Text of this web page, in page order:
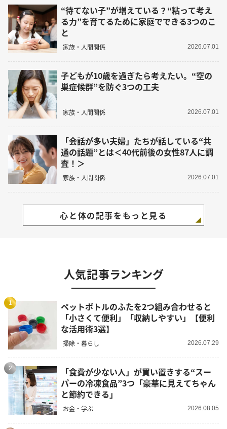
“待てない子”が増えている？“粘って考え
る力”を育てるために家庭でできる3つのこ
と
家族・人間関係 2026.07.01
子どもが10歳を過ぎたら考えたい。“空の
巣症候群”を防ぐ3つの工夫
家族・人間関係 2026.07.01
「会話が多い夫婦」たちが話している“共
通の話題”とは＜40代前後の女性87人に調
査！＞
家族・人間関係 2026.07.01
心と体の記事をもっと見る
人気記事ランキング
1
ペットボトルのふたを2つ組み合わせると
「小さくて便利」「収納しやすい」【便利
な活用術3選】
掃除・暮らし 2026.07.29
2
「食費が少ない人」が買い置きする“スー
パーの冷凍食品”3つ「豪華に見えてちゃん
と節約できる」
お金・学ぶ 2026.08.05